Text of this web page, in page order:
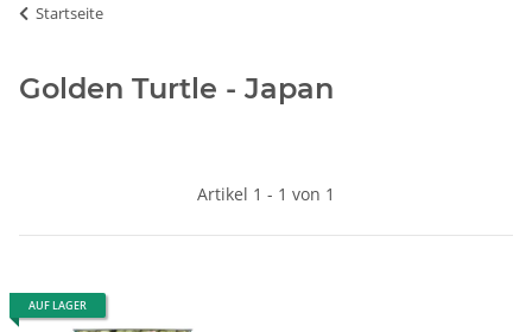
Startseite
Golden Turtle - Japan
Artikel 1 - 1 von 1
AUF LAGER